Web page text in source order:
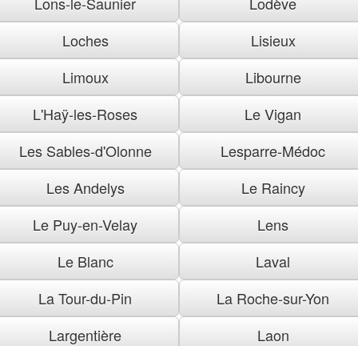
Loches
Lisieux
Limoux
Libourne
L'Haÿ-les-Roses
Le Vigan
Les Sables-d'Olonne
Lesparre-Médoc
Les Andelys
Le Raincy
Le Puy-en-Velay
Lens
Le Blanc
Laval
La Tour-du-Pin
La Roche-sur-Yon
Largentière
Laon